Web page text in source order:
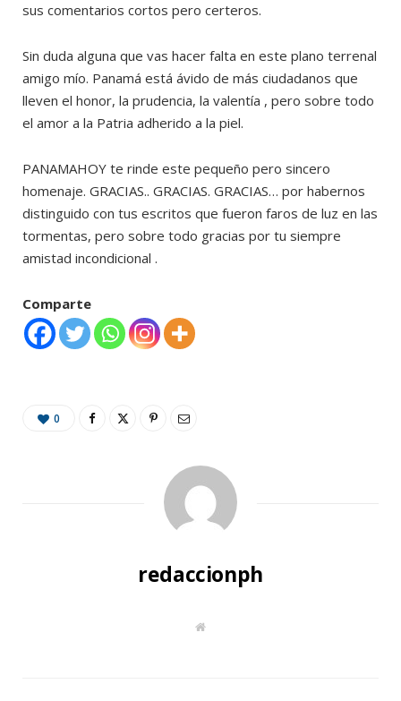
sus comentarios cortos pero certeros.
Sin duda alguna que vas hacer falta en este plano terrenal
amigo mío. Panamá está ávido de más ciudadanos que
lleven el honor, la prudencia, la valentía , pero sobre todo
el amor a la Patria adherido a la piel.
PANAMAHOY te rinde este pequeño pero sincero
homenaje. GRACIAS.. GRACIAS. GRACIAS… por habernos
distinguido con tus escritos que fueron faros de luz en las
tormentas, pero sobre todo gracias por tu siempre
amistad incondicional .
Comparte
0
redaccionph
W